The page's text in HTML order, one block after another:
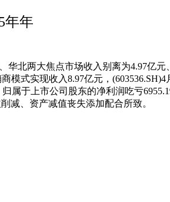
年年
北两大焦点市场收入别离为4.97亿元
式实现收入8.97亿元，(603536.SH)4
属于上市公司股东的净利润吃亏
减、资产减值丧失添加配合所致。